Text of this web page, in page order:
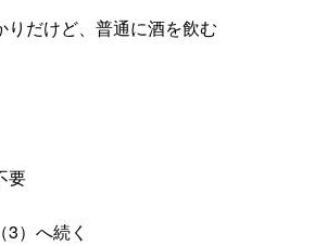
だけど、普通に酒を飲む
要
）へ続く